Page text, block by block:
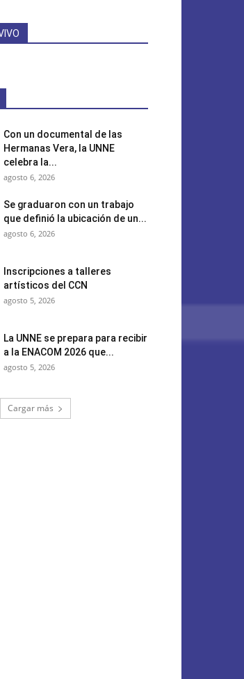
Con un documental de las
Hermanas Vera, la UNNE
celebra la...
agosto 6, 2026
Se graduaron con un trabajo
que definió la ubicación de un...
agosto 6, 2026
Inscripciones a talleres
artísticos del CCN
agosto 5, 2026
La UNNE se prepara para recibir
a la ENACOM 2026 que...
agosto 5, 2026
Cargar más